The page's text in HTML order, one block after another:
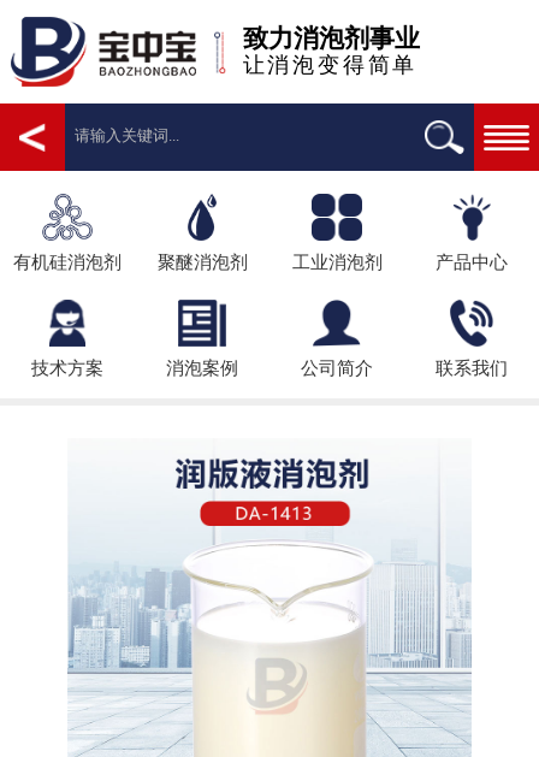
致力消泡剂事业
让消泡变得简单
有机硅消泡剂 聚醚消泡剂 工业消泡剂 产品中心
技术方案 消泡案例 公司简介 联系我们